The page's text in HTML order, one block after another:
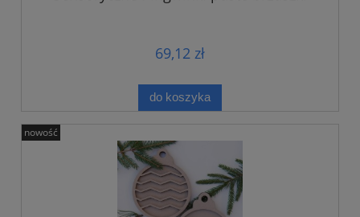
69,12 zł
do koszyka
nowość